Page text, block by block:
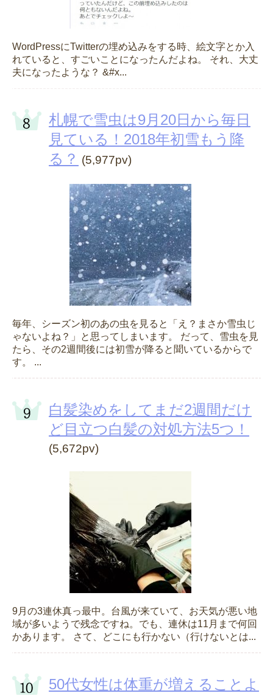
WordPressにTwitterの埋め込みをする時、絵文字とか入
れていると、すごいことになったんだよね。 それ、大丈
夫になったような？ &#x...
札幌で雪虫は9月20日から毎日
見ている！2018年初雪もう降
る？ (5,977pv)
毎年、シーズン初のあの虫を見ると「え？まさか雪虫じ
ゃないよね？」と思ってしまいます。 だって、雪虫を見
たら、その2週間後には初雪が降ると聞いているからで
す。 ...
白髪染めをしてまだ2週間だけ
ど目立つ白髪の対処方法5つ！
(5,672pv)
9月の3連休真っ最中。台風が来ていて、お天気が悪い地
域が多いようで残念ですね。でも、連休は11月まで何回
かあります。 さて、どこにも行かない（行けないとは...
50代女性は体重が増えることよ